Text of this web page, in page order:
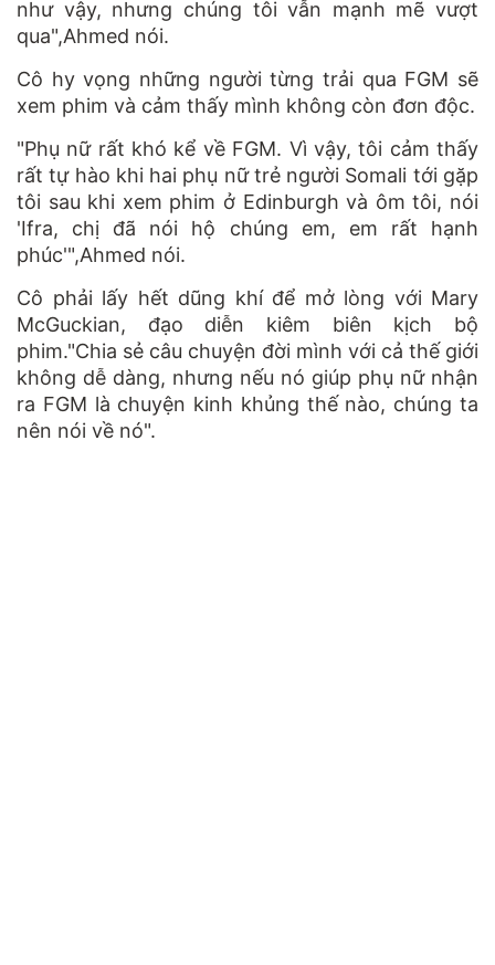
như vậy, nhưng chúng tôi vẫn mạnh mẽ vượt
qua",Ahmed nói.
Cô hy vọng những người từng trải qua FGM sẽ
xem phim và cảm thấy mình không còn đơn độc.
"Phụ nữ rất khó kể về FGM. Vì vậy, tôi cảm thấy
rất tự hào khi hai phụ nữ trẻ người Somali tới gặp
tôi sau khi xem phim ở Edinburgh và ôm tôi, nói
'Ifra, chị đã nói hộ chúng em, em rất hạnh
phúc'",Ahmed nói.
Cô phải lấy hết dũng khí để mở lòng với Mary
McGuckian, đạo diễn kiêm biên kịch bộ
phim."Chia sẻ câu chuyện đời mình với cả thế giới
không dễ dàng, nhưng nếu nó giúp phụ nữ nhận
ra FGM là chuyện kinh khủng thế nào, chúng ta
nên nói về nó".